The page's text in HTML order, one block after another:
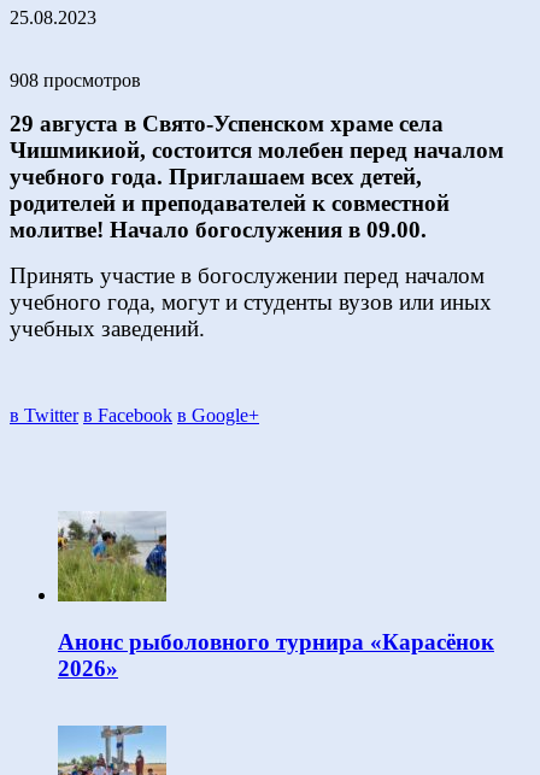
25.08.2023
908 просмотров
29 августа в Свято-Успенском храме села
Чишмикиой, состоится молебен перед началом
учебного года. Приглашаем всех детей,
родителей и преподавателей к совместной
молитве! Начало богослужения в 09.00.
Принять участие в богослужении перед началом
учебного года, могут и студенты вузов или иных
учебных заведений.
в Twitter в Facebook в Google+
Анонс рыболовного турнира «Карасёнок
2026»